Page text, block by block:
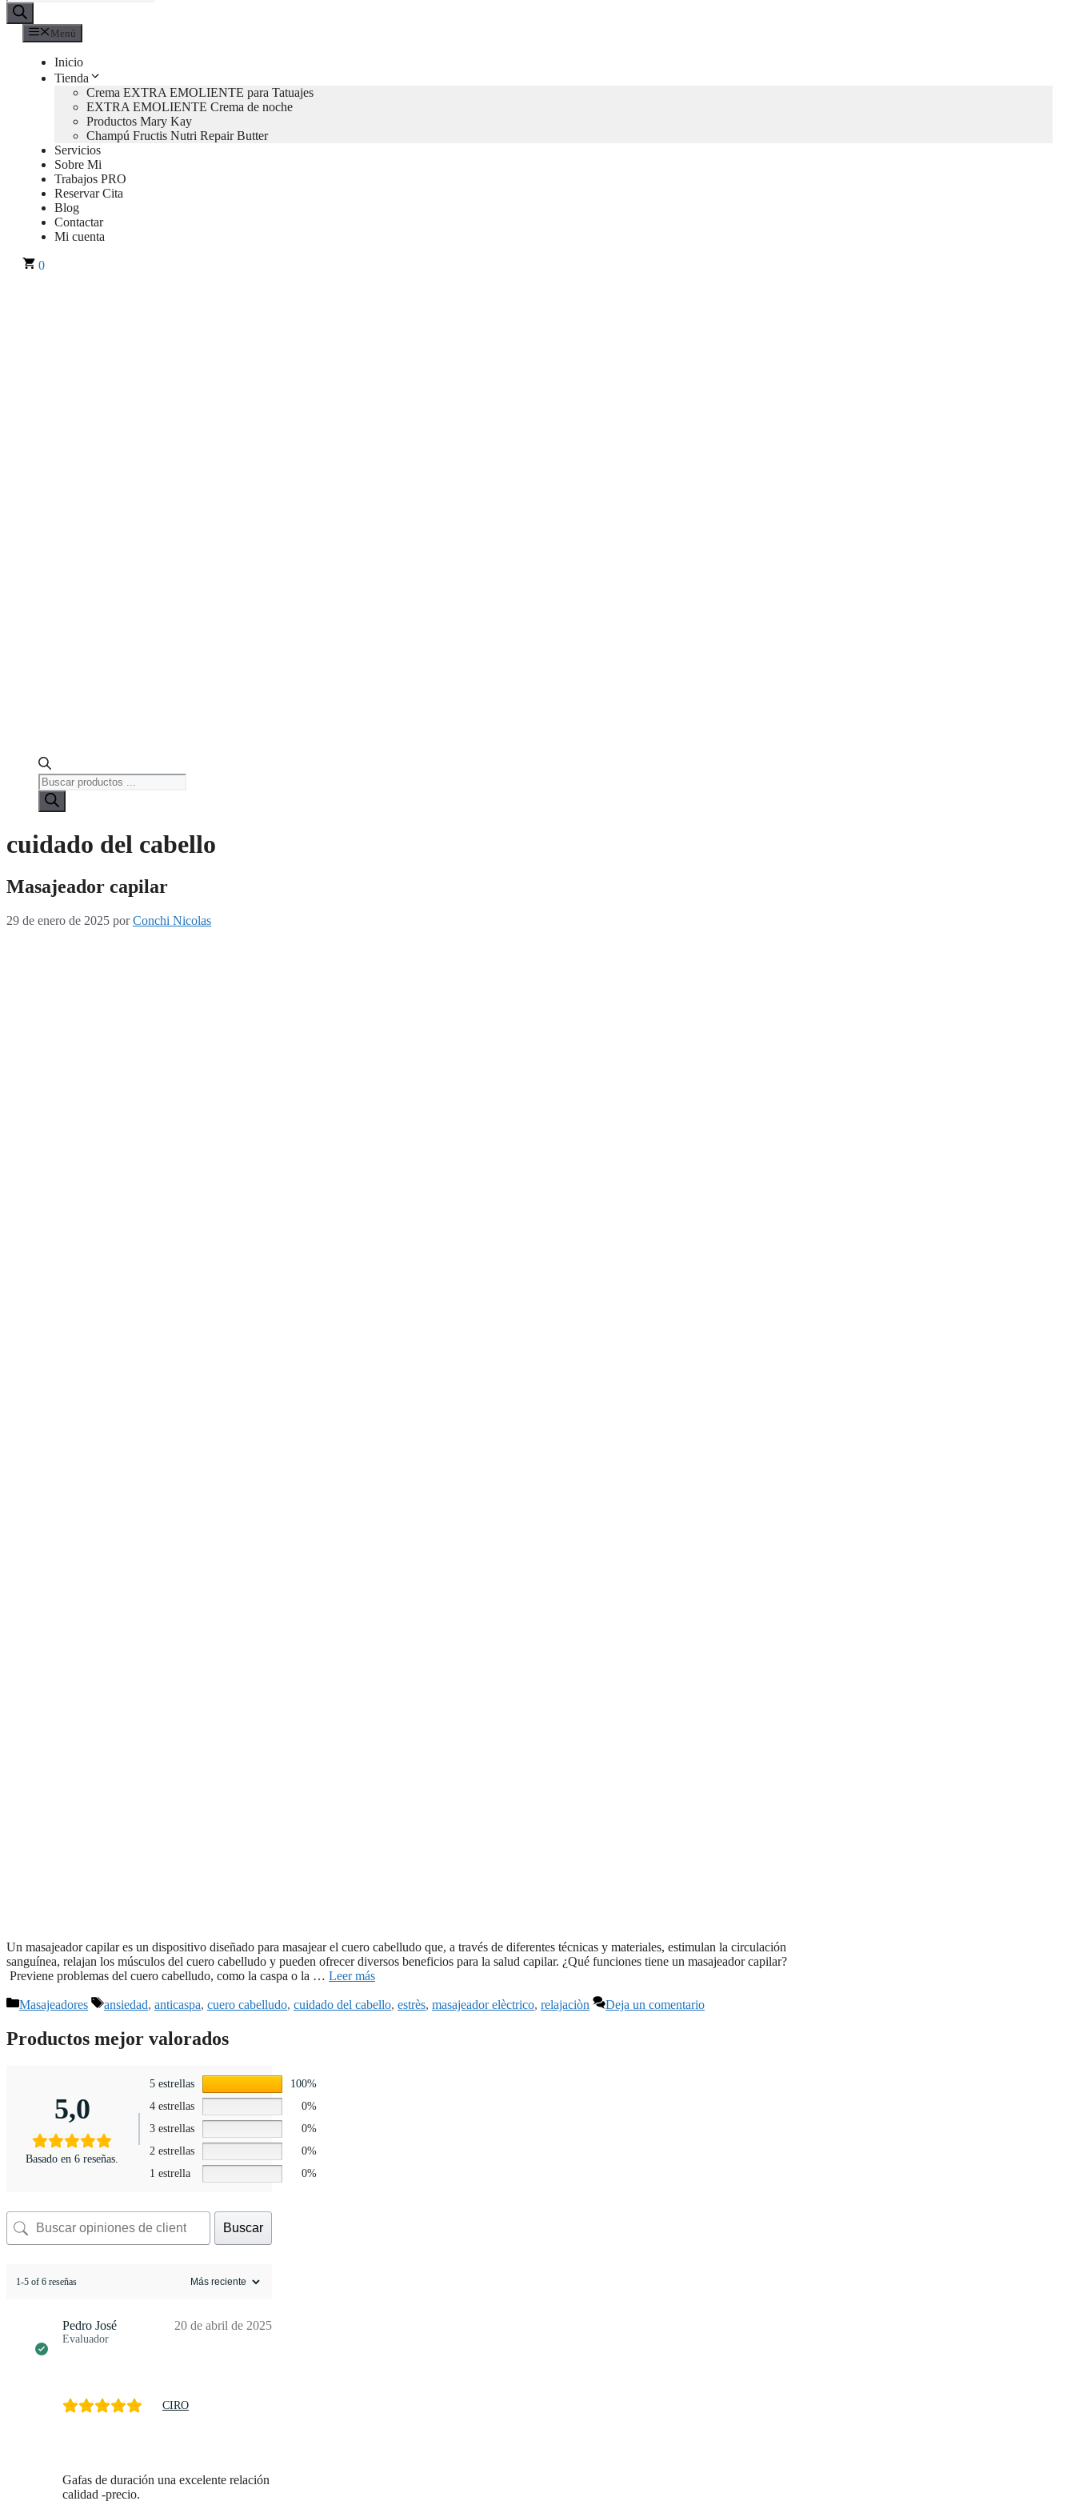
de
productos
Menú
Inicio
Tienda
Crema EXTRA EMOLIENTE para Tatuajes
EXTRA EMOLIENTE Crema de noche
Productos Mary Kay
Champú Fructis Nutri Repair Butter
Servicios
Sobre Mi
Trabajos PRO
Reservar Cita
Blog
Contactar
Mi cuenta
0
Búsqueda
de
productos
cuidado del cabello
Masajeador capilar
29 de enero de 2025 porConchi Nicolas
Un masajeador capilar es un dispositivo diseñado para masajear el cuero cabelludo que, a través de diferentes técnicas y materiales, estimulan la circulación
sanguínea, relajan los músculos del cuero cabelludo y pueden ofrecer diversos beneficios para la salud capilar. ¿Qué funciones tiene un masajeador capilar?
Previene problemas del cuero cabelludo, como la caspa o la … Leer más
Categorías
Masajeadores Etiquetas
ansiedad, anticaspa, cuero cabelludo, cuidado del cabello, estrès, masajeador elèctrico, relajaciòn Deja un comentario
Productos mejor valorados
5,0
Basado en 6 reseñas.
5 estrellas
100%
4 estrellas
0%
3 estrellas
0%
2 estrellas
0%
1 estrella
0%
Buscar
1-5 of 6 reseñas
Pedro José
Evaluador
20 de abril de 2025
CIRO
Gafas de duración una excelente relación
calidad -precio.